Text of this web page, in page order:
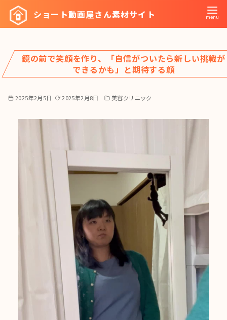
ツ
へ
ショート動画屋さん素材サイト
鏡の前で笑顔を作り、「自信がついたら新しい挑戦が
できるかも」と期待する顔
2025年2月5日 2025年2月8日 美容クリニック